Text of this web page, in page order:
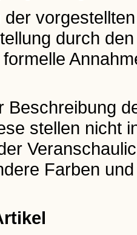
durch
Beschreibung
stellen nicht
Farben